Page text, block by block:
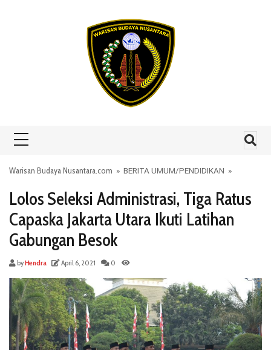
Warisan Budaya Nusantara.com » BERITA UMUM/PENDIDIKAN »
Lolos Seleksi Administrasi, Tiga Ratus
Capaska Jakarta Utara Ikuti Latihan
Gabungan Besok
byHendra April 6, 2021 0